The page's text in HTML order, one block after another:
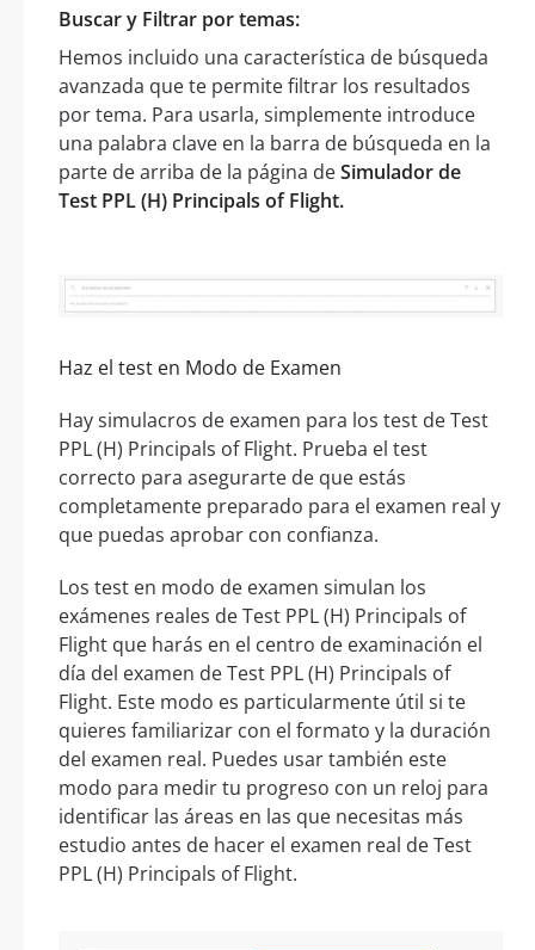
Buscar y Filtrar por temas:
Hemos incluido una característica de búsqueda
avanzada que te permite filtrar los resultados
por tema. Para usarla, simplemente introduce
una palabra clave en la barra de búsqueda en la
parte de arriba de la página deSimulador de
Test PPL (H) Principals of Flight.
Haz el test en Modo de Examen
Hay simulacros de examen para los test de Test
PPL (H) Principals of Flight. Prueba el test
correcto para asegurarte de que estás
completamente preparado para el examen real y
que puedas aprobar con confianza.
Los test en modo de examen simulan los
exámenes reales de Test PPL (H) Principals of
Flight que harás en el centro de examinación el
día del examen de Test PPL (H) Principals of
Flight. Este modo es particularmente útil si te
quieres familiarizar con el formato y la duración
del examen real. Puedes usar también este
modo para medir tu progreso con un reloj para
identificar las áreas en las que necesitas más
estudio antes de hacer el examen real de Test
PPL (H) Principals of Flight.